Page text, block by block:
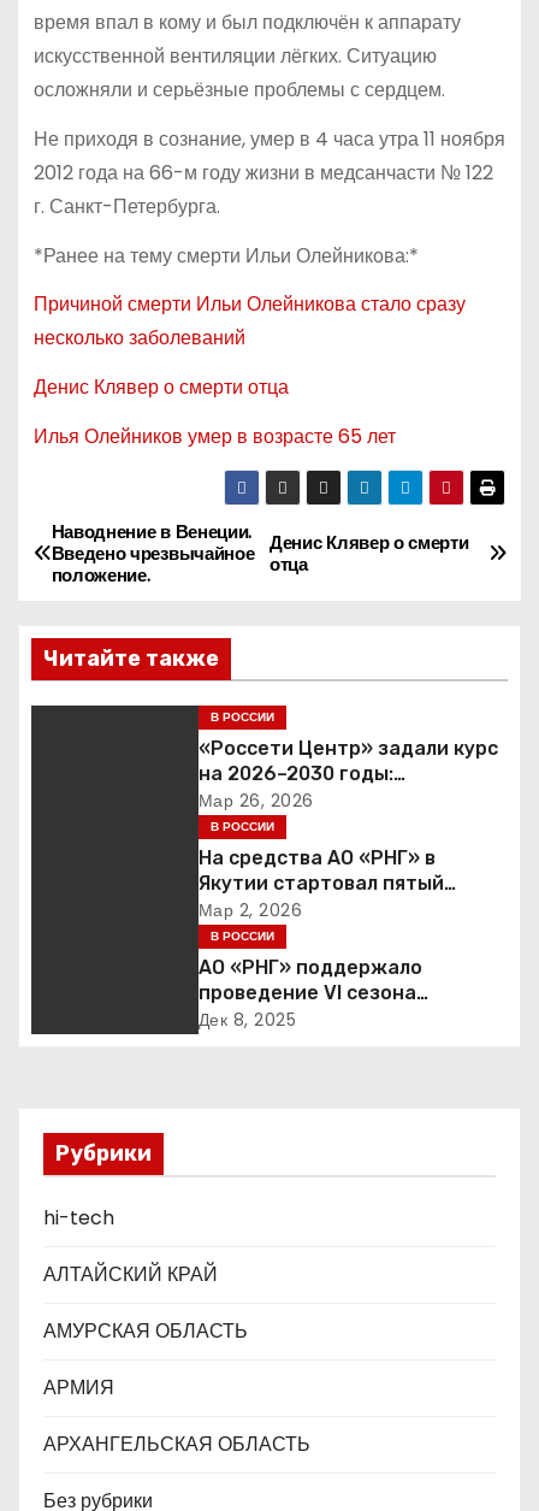
время впал в кому и был подключён к аппарату
искусственной вентиляции лёгких. Ситуацию
осложняли и серьёзные проблемы с сердцем.
Не приходя в сознание, умер в 4 часа утра 11 ноября
2012 года на 66-м году жизни в медсанчасти № 122
г. Санкт-Петербурга.
*Ранее на тему смерти Ильи Олейникова:*
Причиной смерти Ильи Олейникова стало сразу
несколько заболеваний
Денис Клявер о смерти отца
Илья Олейников умер в возрасте 65 лет
Н
а
в
и
п
м
Денис Клявер о смерти
отца
Наводнение в Венеции.
Введено чрезвычайное
положение.
Читайте также
В РОССИИ
«Россети Центр» задали курс
на 2026–2030 годы:
инвестиции в надежность и
сбалансированная
финансовая политика
Мар 26, 2026
В РОССИИ
На средства АО «РНГ» в
Якутии стартовал пятый
юбилейный конкурс в сфере
образования
Мар 2, 2026
В РОССИИ
АО «РНГ» поддержало
проведение VI сезона
международной детско-
Дек 8, 2025
Рубрики
hi-tech
АЛТАЙСКИЙ КРАЙ
АМУРСКАЯ ОБЛАСТЬ
АРМИЯ
АРХАНГЕЛЬСКАЯ ОБЛАСТЬ
Без рубрики